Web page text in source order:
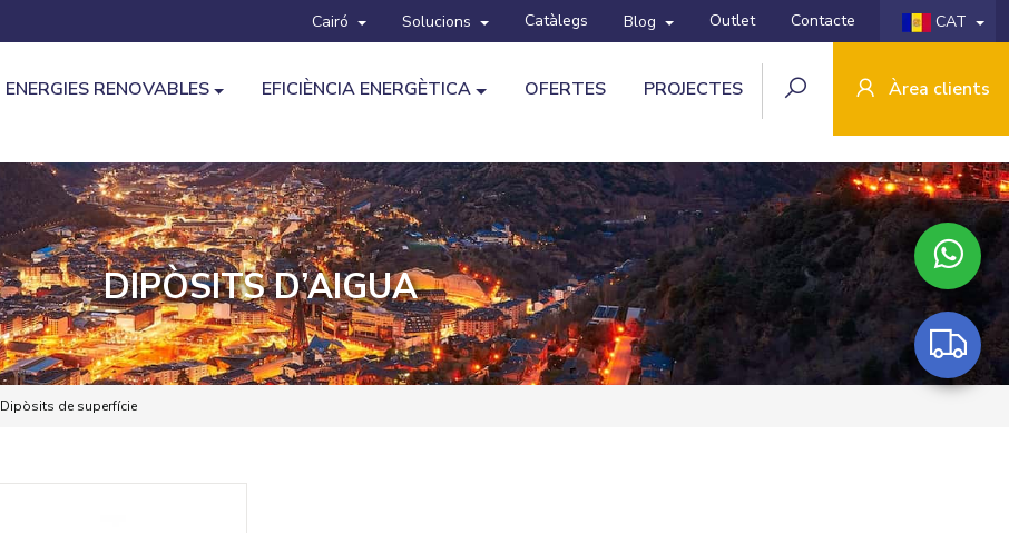
Cairó Solucions Catàlegs Blog Outlet Contacte CAT
ENERGIES RENOVABLES EFICIÈNCIA ENERGÈTICA OFERTES PROJECTES Àrea clients
DIPÒSITS D’AIGUA
Dipòsits de superfície